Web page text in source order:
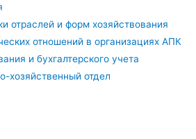
отраслей и форм хозяйствования
отношений в организациях АПК
и бухгалтерского учета
хозяйственный отдел